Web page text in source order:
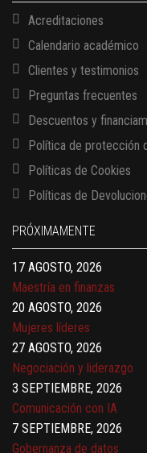
Acreditaciones
Calendario académico
Clientes y testimonios
Preguntas frecuentes
Descuentos y
Política de protección
Políticas de Cookies
Políticas de
PRÓXIMAMENTE
13 AGOSTO, 2026
Finanzas para no
17 AGOSTO, 2026
Gerencia de empresas
Maestría en
17 AGOSTO, 2026
Maestría en finanzas
20 AGOSTO, 2026
Mujeres líderes
27 AGOSTO, 2026
Negociación y liderazgo
3 SEPTIEMBRE, 2026
Comunicación con IA
7 SEPTIEMBRE, 2026
Gobernanza de datos